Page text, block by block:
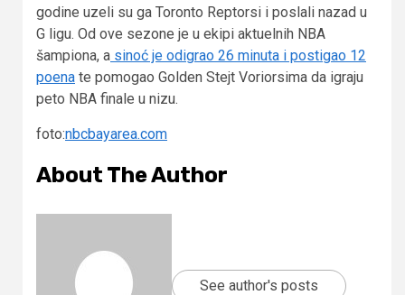
godine uzeli su ga Toronto Reptorsi i poslali nazad u
G ligu. Od ove sezone je u ekipi aktuelnih NBA
šampiona, a sinoć je odigrao 26 minuta i postigao 12
poena te pomogao Golden Stejt Voriorsima da igraju
peto NBA finale u nizu.
foto:nbcbayarea.com
About The Author
See author's posts